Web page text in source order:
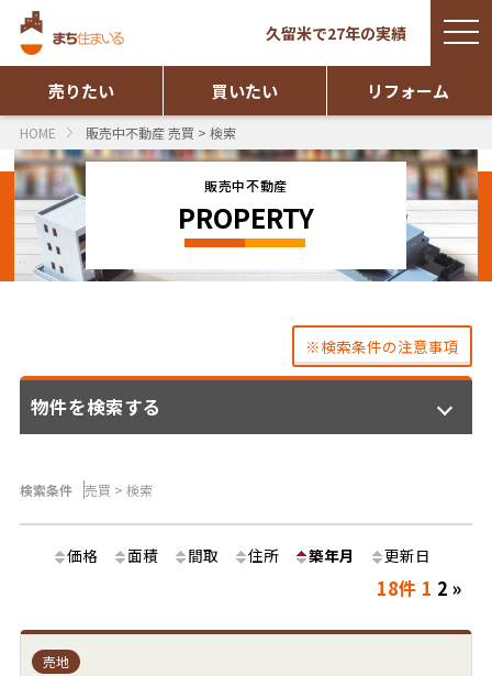
久留米で27年の実績
売りたい 買いたい リフォーム
HOME 販売中不動産 売買 > 検索
販売中不動産
PROPERTY
※検索条件の注意事項
物件を検索する
検索条件 売買 > 検索
価格 面積 間取 住所 築年月 更新日
18件 1 2 »
売地